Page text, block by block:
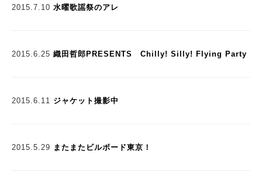
2015.7.10 水曜歌謡祭のアレ
2015.6.25 織田哲郎PRESENTS Chilly! Silly! Flying Party
2015.6.11 ジャケット撮影中
2015.5.29 またまたビルボード東京！